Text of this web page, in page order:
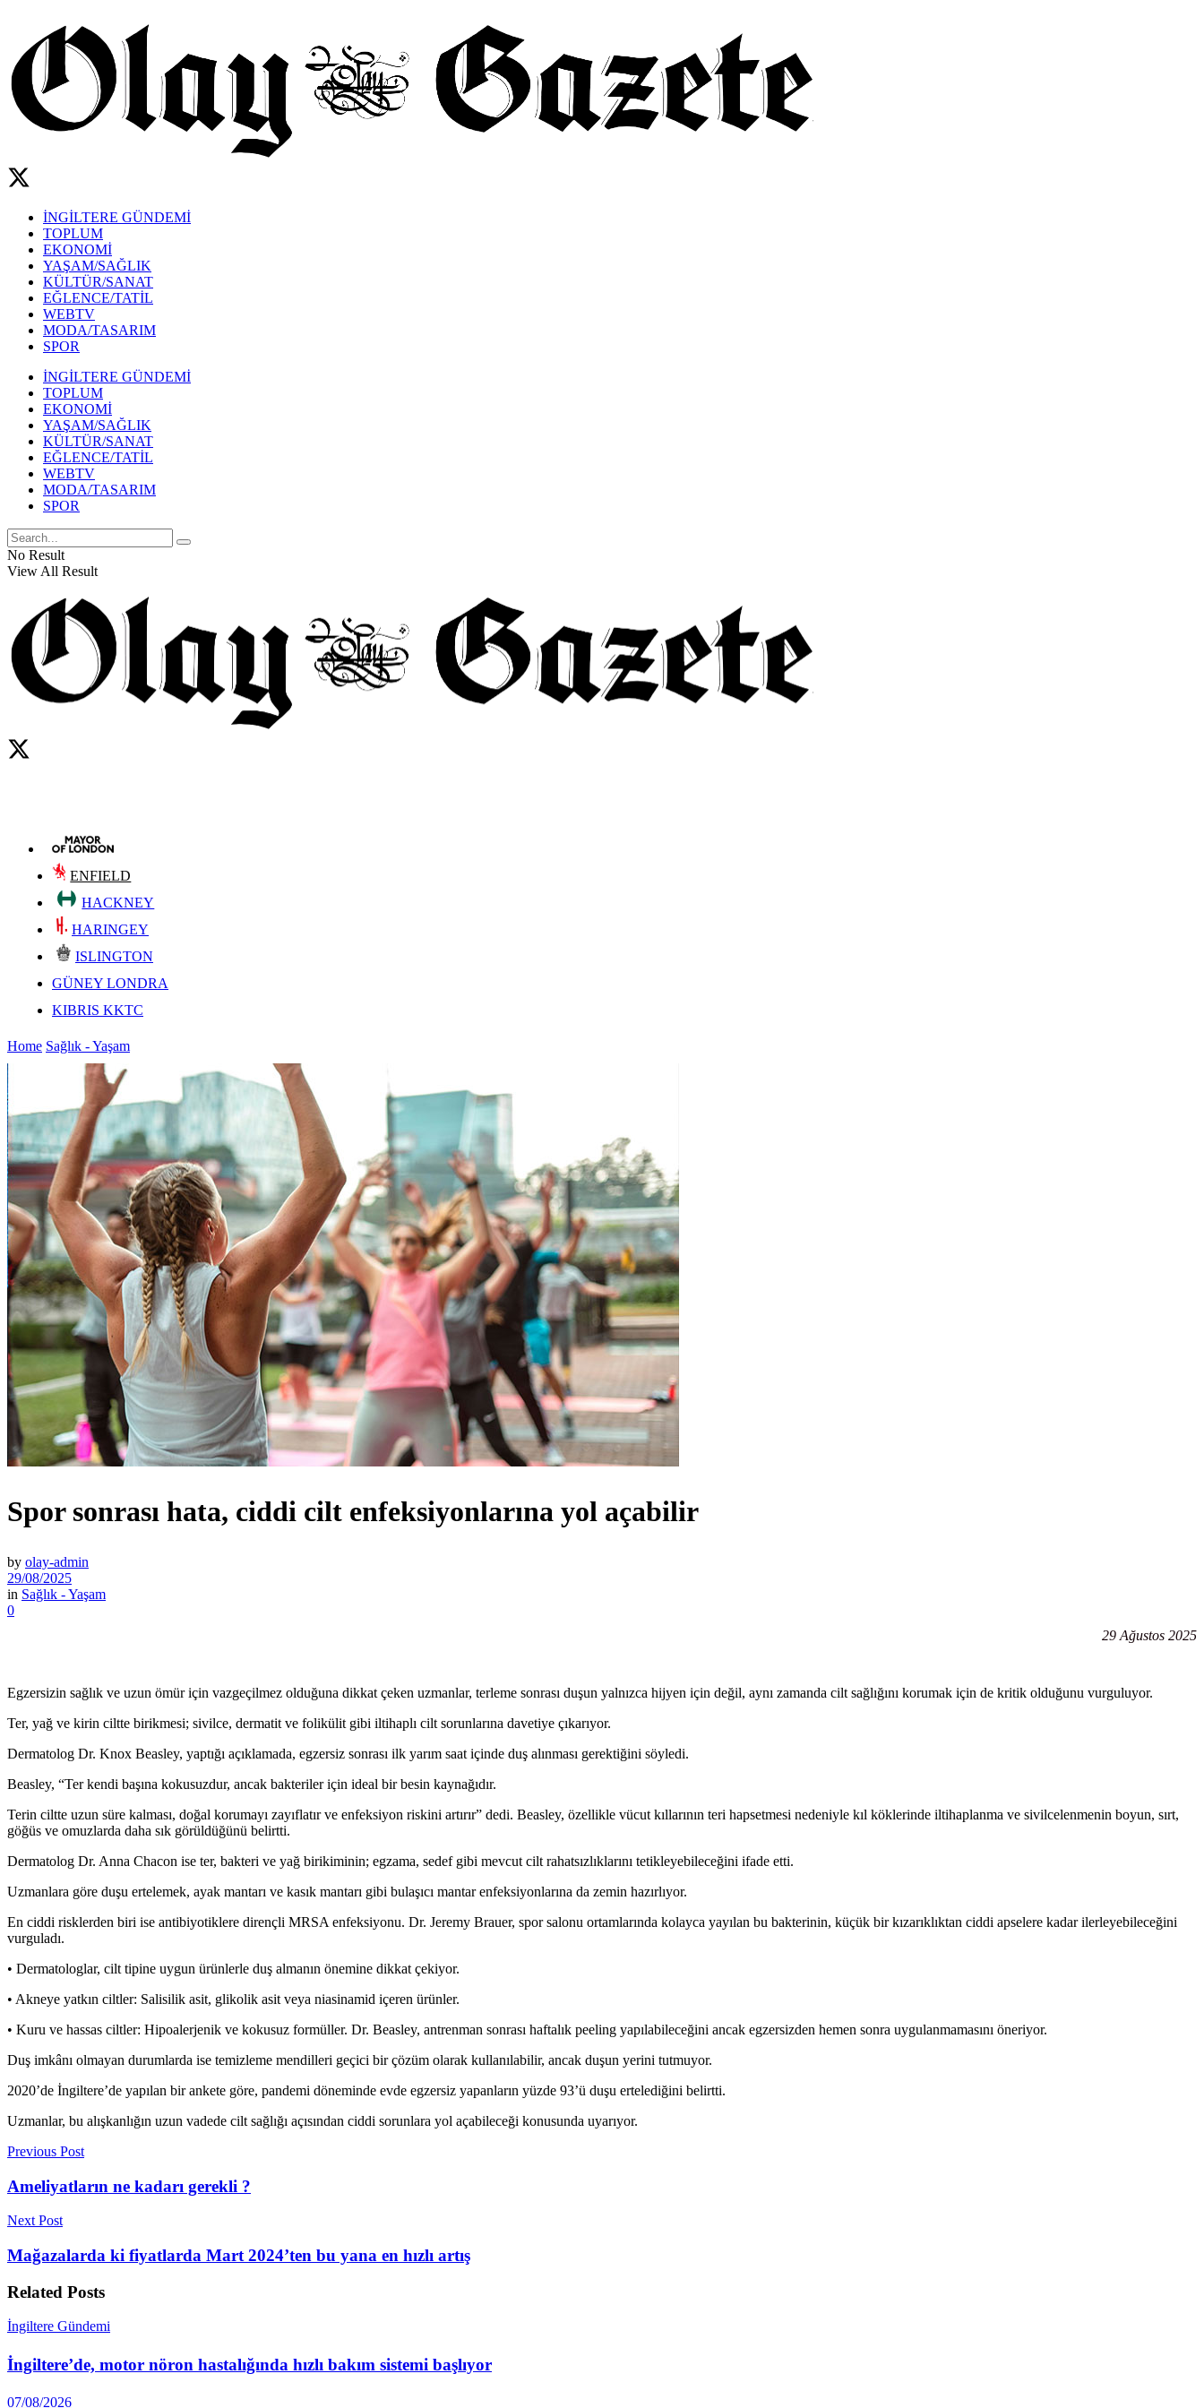
İNGİLTERE GÜNDEMİ
TOPLUM
EKONOMİ
YAŞAM/SAĞLIK
KÜLTÜR/SANAT
EĞLENCE/TATİL
WEBTV
MODA/TASARIM
SPOR
İNGİLTERE GÜNDEMİ
TOPLUM
EKONOMİ
YAŞAM/SAĞLIK
KÜLTÜR/SANAT
EĞLENCE/TATİL
WEBTV
MODA/TASARIM
SPOR
No Result
View All Result
ENFIELD
HACKNEY
HARINGEY
ISLINGTON
GÜNEY LONDRA
KIBRIS KKTC
Home Sağlık - Yaşam
Spor sonrası hata, ciddi cilt enfeksiyonlarına yol açabilir
by olay-admin
29/08/2025
in Sağlık - Yaşam
0
29 Ağustos 2025
Egzersizin sağlık ve uzun ömür için vazgeçilmez olduğuna dikkat çeken uzmanlar, terleme sonrası duşun yalnızca hijyen için değil, aynı zamanda cilt sağlığını korumak için de kritik olduğunu vurguluyor.
Ter, yağ ve kirin ciltte birikmesi; sivilce, dermatit ve folikülit gibi iltihaplı cilt sorunlarına davetiye çıkarıyor.
Dermatolog Dr. Knox Beasley, yaptığı açıklamada, egzersiz sonrası ilk yarım saat içinde duş alınması gerektiğini söyledi.
Beasley, “Ter kendi başına kokusuzdur, ancak bakteriler için ideal bir besin kaynağıdır.
Terin ciltte uzun süre kalması, doğal korumayı zayıflatır ve enfeksiyon riskini artırır” dedi. Beasley, özellikle vücut kıllarının teri hapsetmesi nedeniyle kıl köklerinde iltihaplanma ve sivilcelenmenin boyun, sırt,
göğüs ve omuzlarda daha sık görüldüğünü belirtti.
Dermatolog Dr. Anna Chacon ise ter, bakteri ve yağ birikiminin; egzama, sedef gibi mevcut cilt rahatsızlıklarını tetikleyebileceğini ifade etti.
Uzmanlara göre duşu ertelemek, ayak mantarı ve kasık mantarı gibi bulaşıcı mantar enfeksiyonlarına da zemin hazırlıyor.
En ciddi risklerden biri ise antibiyotiklere dirençli MRSA enfeksiyonu. Dr. Jeremy Brauer, spor salonu ortamlarında kolayca yayılan bu bakterinin, küçük bir kızarıklıktan ciddi apselere kadar ilerleyebileceğini
vurguladı.
• Dermatologlar, cilt tipine uygun ürünlerle duş almanın önemine dikkat çekiyor.
• Akneye yatkın ciltler: Salisilik asit, glikolik asit veya niasinamid içeren ürünler.
• Kuru ve hassas ciltler: Hipoalerjenik ve kokusuz formüller. Dr. Beasley, antrenman sonrası haftalık peeling yapılabileceğini ancak egzersizden hemen sonra uygulanmamasını öneriyor.
Duş imkânı olmayan durumlarda ise temizleme mendilleri geçici bir çözüm olarak kullanılabilir, ancak duşun yerini tutmuyor.
2020’de İngiltere’de yapılan bir ankete göre, pandemi döneminde evde egzersiz yapanların yüzde 93’ü duşu ertelediğini belirtti.
Uzmanlar, bu alışkanlığın uzun vadede cilt sağlığı açısından ciddi sorunlara yol açabileceği konusunda uyarıyor.
Previous Post
Ameliyatların ne kadarı gerekli ?
Next Post
Mağazalarda ki fiyatlarda Mart 2024’ten bu yana en hızlı artış
Related Posts
İngiltere Gündemi
İngiltere’de, motor nöron hastalığında hızlı bakım sistemi başlıyor
07/08/2026